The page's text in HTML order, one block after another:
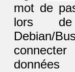
mot de
lors de
Debian/
données